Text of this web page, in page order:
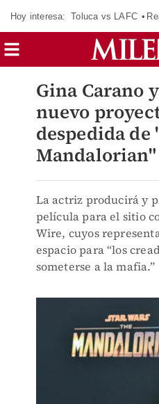
Hoy interesa: Toluca vs LAFC
Gina Carano
nuevo
despedida de
Mandalorian"
La actriz producirá y
película para el sitio
Wire, cuyos
espacio para “los
someterse a la mafia.”